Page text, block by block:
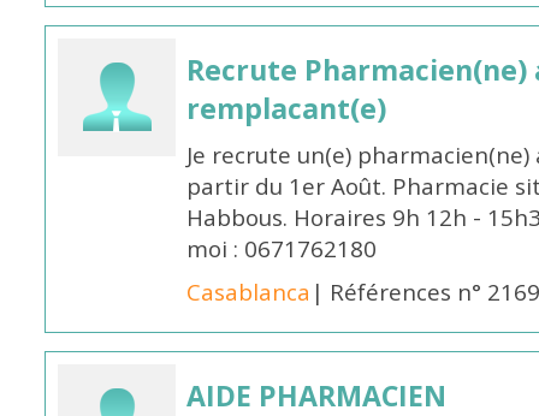
Recrute
remplacant(e)
Je recrute un(e)
partir du 1er Août. Pharmacie
Habbous. Horaires 9h 12h -
moi : 0671762180
Casablanca | Références n°
AIDE PHARMACIEN